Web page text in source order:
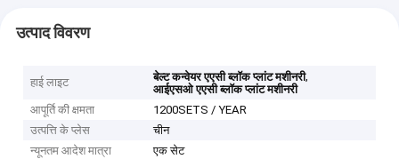
उत्पाद विवरण
हाई लाइट बेल्ट कन्वेयर एएसी ब्लॉक प्लांट मशीनरी,
आईएसओ एएसी ब्लॉक प्लांट मशीनरी
आपूर्ति की क्षमता
1200SETS / YEAR
उत्पत्ति के प्लेस
चीन
न्यूनतम आदेश मात्रा
एक सेट